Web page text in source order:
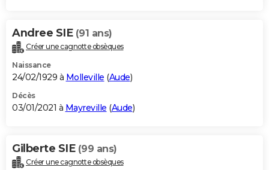
Andree SIE (91 ans)
Créer une cagnotte obsèques
Naissance
24/02/1929 à Molleville (Aude)
Décès
03/01/2021 à Mayreville (Aude)
Gilberte SIE (99 ans)
Créer une cagnotte obsèques